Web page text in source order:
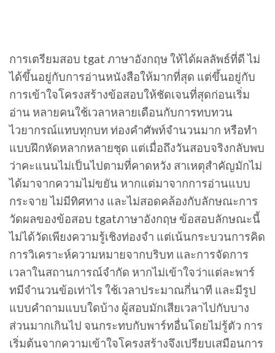
การเตรียมสอบ tgat ภาษาอังกฤษ ให้ได้ผลลัพธ์ที่ดี ไม่
ได้ขึ้นอยู่กับการอ่านหนังสือให้มากที่สุด แต่ขึ้นอยู่กับ
การเข้าใจโครงสร้างข้อสอบให้ชัดเจนที่สุดก่อนเริ่ม
อ่าน หลายคนใช้เวลาหลายเดือนกับการทบทวน
ไวยากรณ์แทบทุกบท ท่องคำศัพท์จำนวนมาก หรือทำ
แบบฝึกหัดหลากหลายชุด แต่เมื่อถึงวันสอบจริงกลับพบ
ว่าคะแนนไม่เป็นไปตามที่คาดหวัง สาเหตุสำคัญมักไม่
ได้มาจากความไม่ขยัน หากแต่มาจากการอ่านแบบ
กระจาย ไม่มีทิศทาง และไม่สอดคล้องกับลักษณะการ
วัดผลของข้อสอบ tgatภาษาอังกฤษ ข้อสอบลักษณะนี้
ไม่ได้วัดเพียงความรู้เชิงท่องจำ แต่เน้นกระบวนการคิด
การวิเคราะห์ความหมายจากบริบท และการจัดการ
เวลาในสถานการณ์จำกัด หากไม่เข้าใจว่าแต่ละพาร์
ทมีจำนวนข้อเท่าไร ใช้เวลาประมาณกี่นาที และมีรูป
แบบคำถามแบบใดบ้าง ผู้สอบมักเสียเวลาไปกับบาง
ส่วนมากเกินไป จนกระทบกับพาร์ทอื่นโดยไม่รู้ตัว การ
เริ่มต้นจากความเข้าใจโครงสร้างจึงเปรียบเสมือนการ